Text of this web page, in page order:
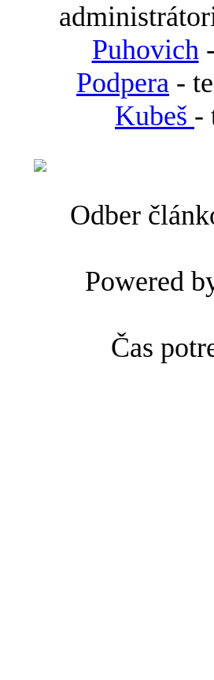
Puhovich-
Podpera -
Kubeš -
Odber
Powered
Čas